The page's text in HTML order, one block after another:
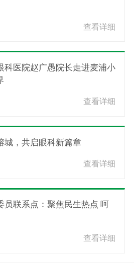
查看详细
科医院赵广愚院长走进麦浦小
查看详细
城，共启眼科新篇章
查看详细
员联系点：聚焦民生热点 呵
查看详细